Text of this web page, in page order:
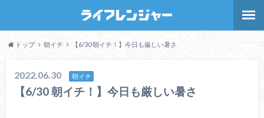
トップ 朝イチ 【6/30 朝イチ！】今日も厳しい暑さ
2022.06.30 朝イチ
【6/30 朝イチ！】今日も厳しい暑さ